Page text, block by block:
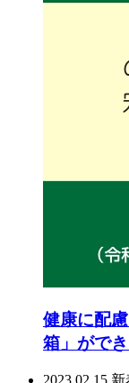
健康に配
箱」がで